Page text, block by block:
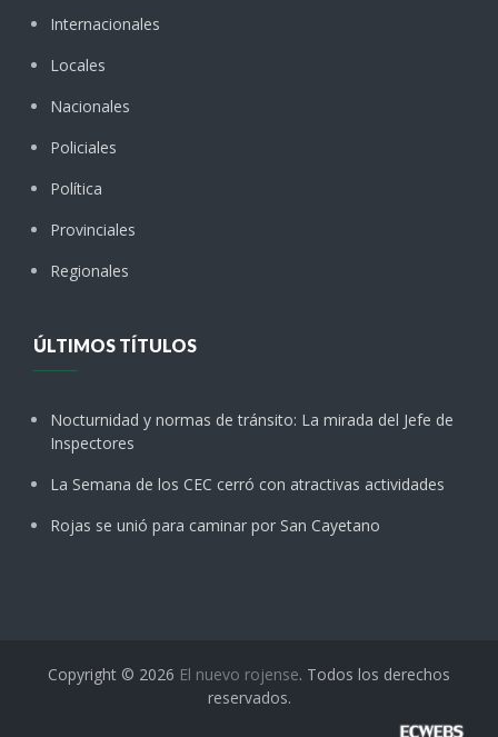
Internacionales
Locales
Nacionales
Policiales
Política
Provinciales
Regionales
ÚLTIMOS TÍTULOS
Nocturnidad y normas de tránsito: La mirada del Jefe de
Inspectores
La Semana de los CEC cerró con atractivas actividades
Rojas se unió para caminar por San Cayetano
Copyright © 2026 El nuevo rojense. Todos los derechos
reservados.